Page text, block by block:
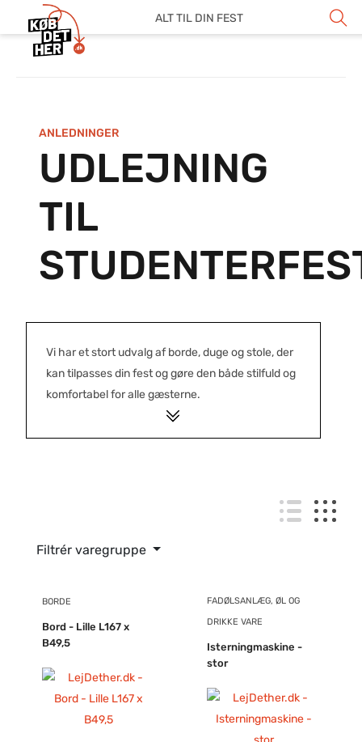
ALT TIL DIN FEST
ANLEDNINGER
UDLEJNING
TIL
Vi har et stort udvalg af borde, duge og stole, der
kan tilpasses din fest og gøre den både stilfuld og
komfortabel for alle gæsterne.
Filtrér varegruppe
BORDE
Bord - Lille L167 x
B49,5
FADØLSANLÆG, ØL OG
DRIKKE VARE
Isterningmaskine -
stor